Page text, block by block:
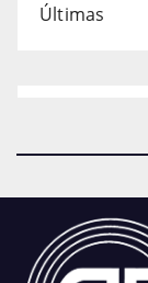
Últimas